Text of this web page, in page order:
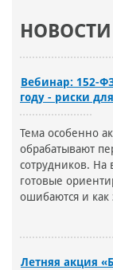
Вебинар: 152-
году - риски
Тема особенно
обрабатывают
сотрудников. На
готовые
ошибаются и как
Летняя акция